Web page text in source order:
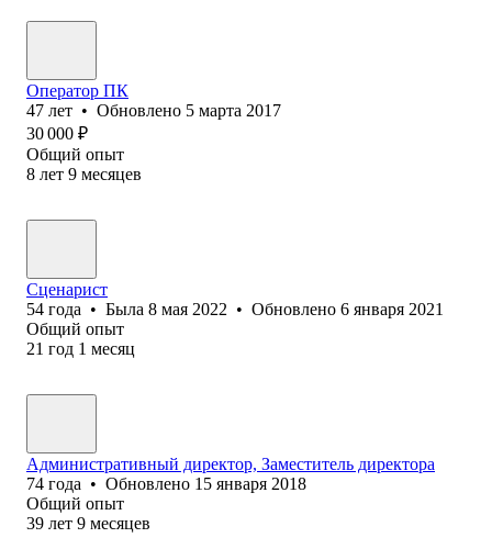
Оператор ПК
47 лет • Обновлено 5 марта 2017
30 000 ₽
Общий опыт
8 лет 9 месяцев
Сценарист
54 года • Была 8 мая 2022 • Обновлено 6 января 2021
Общий опыт
21 год 1 месяц
Административный директор, Заместитель директора
74 года • Обновлено 15 января 2018
Общий опыт
39 лет 9 месяцев